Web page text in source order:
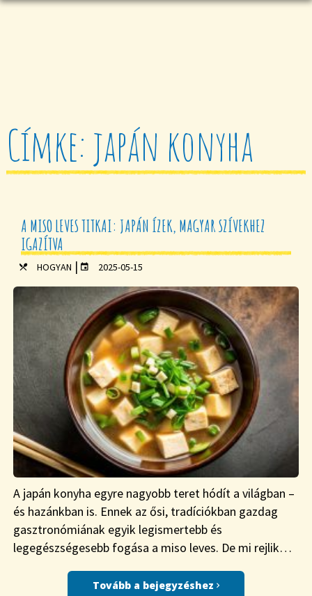
Címke: japán konyha
A MISO LEVES TITKAI: JAPÁN ÍZEK, MAGYAR SZÍVEKHEZ
IGAZÍTVA
HOGYAN | 2025-05-15
A japán konyha egyre nagyobb teret hódít a világban –
és hazánkban is. Ennek az ősi, tradíciókban gazdag
gasztronómiának egyik legismertebb és
legegészségesebb fogása a miso leves. De mi rejlik…
Tovább a bejegyzéshez